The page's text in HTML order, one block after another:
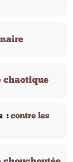
chaotique
: contre les